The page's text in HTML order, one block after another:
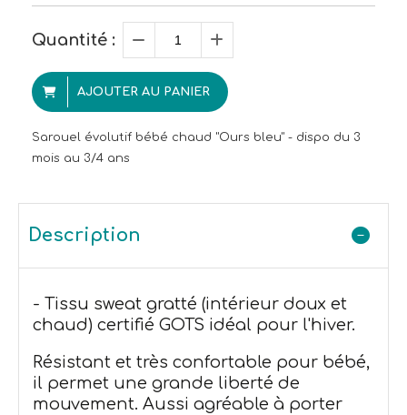
Quantité :
AJOUTER AU PANIER
Sarouel évolutif bébé chaud "Ours bleu" - dispo du 3
mois au 3/4 ans
Description
- Tissu sweat gratté (intérieur doux et
chaud) certifié GOTS idéal pour l'hiver.
Résistant et très confortable pour bébé,
il permet une grande liberté de
mouvement. Aussi agréable à porter